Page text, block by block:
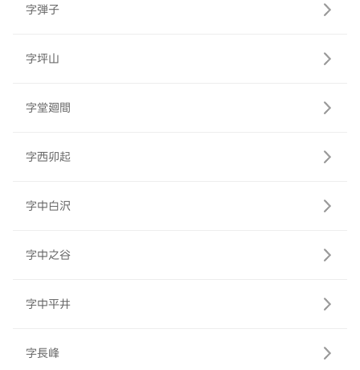
字弾子
字坪山
字堂廻間
字西卯起
字中白沢
字中之谷
字中平井
字長峰